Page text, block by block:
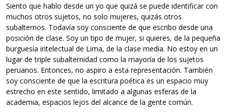
Siento que hablo desde un yo que quizá se puede identificar con
muchos otros sujetos, no solo mujeres, quizás otros
subalternos. Todavía soy consciente de que escribo desde una
posición de clase. Soy un tipo de mujer, si quieres, de la pequeña
burguesía intelectual de Lima, de la clase media. No estoy en un
lugar de triple subalternidad como la mayoría de los sujetos
peruanos. Entonces, no aspiro a esta representación. También
soy consciente de que la escritura poética es un espacio muy
estrecho en este sentido, limitado a algunas esferas de la
academia, espacios lejos del alcance de la gente común.